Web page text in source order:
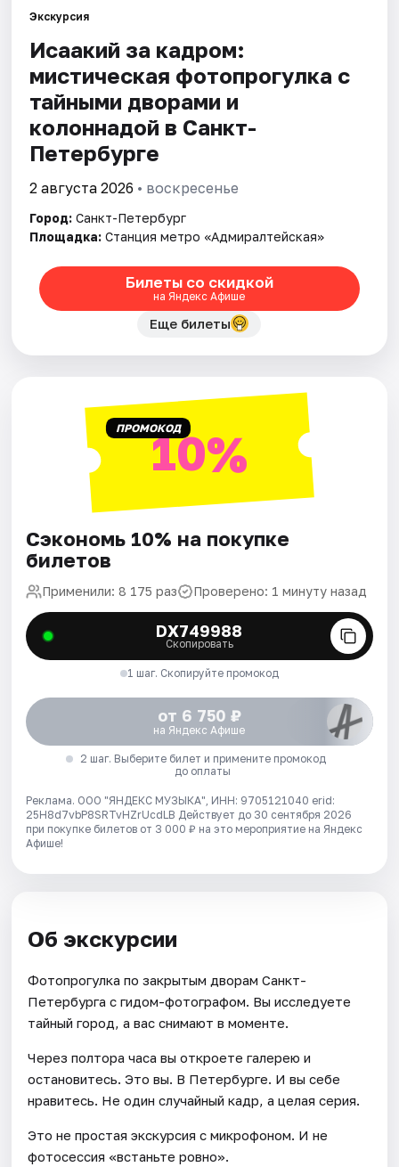
Города
Площадки
Артисты
Рейтинги
Экскурсия
Исаакий за кадром:
мистическая фотопрогулка с
тайными дворами и
колоннадой в Санкт-
Петербурге
2 августа 2026 • воскресенье
Город: Санкт-Петербург
Площадка: Станция метро «Адмиралтейская»
Билеты со скидкой
на Яндекс Афише
Еще билеты
ПРОМОКОД10%
Сэкономь 10% на покупке
билетов
Применили: 8 175 раз Проверено: 1 минуту назад
DX749988
Скопировать
1 шаг. Скопируйте промокод
от 6 750 ₽
на Яндекс Афише
2 шаг. Выберите билет и примените промокод
до оплаты
Реклама. ООО "ЯНДЕКС МУЗЫКА", ИНН: 9705121040 erid:
25H8d7vbP8SRTvHZrUcdLB Действует до 30 сентября 2026
при покупке билетов от 3 000 ₽ на это мероприятие на Яндекс
Афише!
Об экскурсии
Фотопрогулка по закрытым дворам Санкт-
Петербурга с гидом-фотографом. Вы исследуете
тайный город, а вас снимают в моменте.
Через полтора часа вы откроете галерею и
остановитесь. Это вы. В Петербурге. И вы себе
нравитесь. Не один случайный кадр, а целая серия.
Это не простая экскурсия с микрофоном. И не
фотосессия «встаньте ровно».